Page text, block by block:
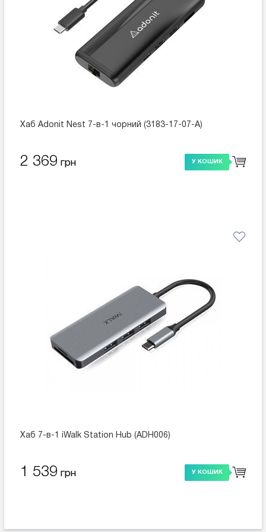
Хаб Adonit Nest 7-в-1 чорний (3183-17-07-A)
2 369 грн У КОШИК
Хаб 7-в-1 iWalk Station Hub (ADH006)
1 539 грн У КОШИК